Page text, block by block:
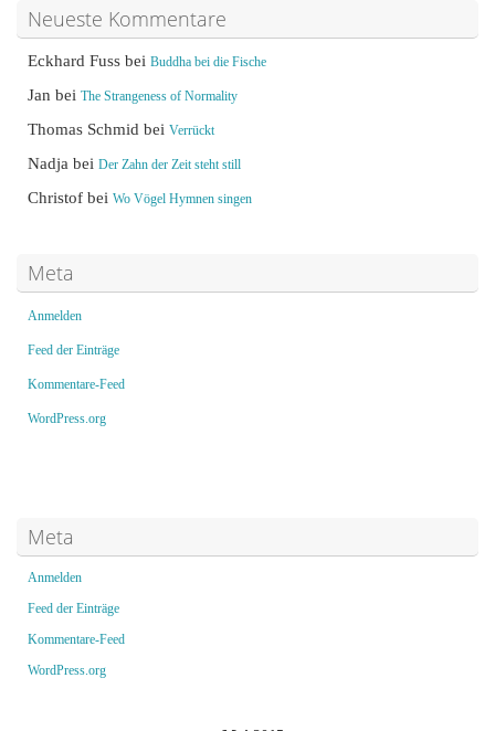
Neueste Kommentare
Eckhard Fuss bei Buddha bei die Fische
Jan bei The Strangeness of Normality
Thomas Schmid bei Verrückt
Nadja bei Der Zahn der Zeit steht still
Christof bei Wo Vögel Hymnen singen
Meta
Anmelden
Feed der Einträge
Kommentare-Feed
WordPress.org
Meta
Anmelden
Feed der Einträge
Kommentare-Feed
WordPress.org